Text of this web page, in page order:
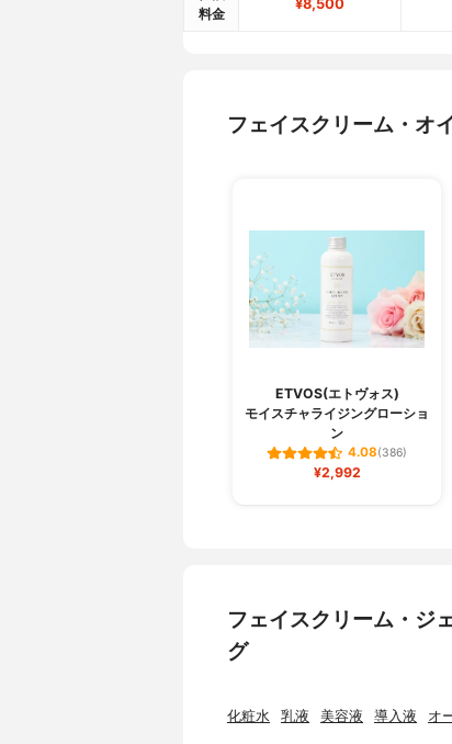
料金
¥8,500
フェイスクリーム・オ
ETVOS(エトヴォス)
モイスチャライジングローショ
ン
4.08(386)
¥2,992
フェイスクリーム・ジ
グ
化粧水 乳液 美容液 導入液 オ